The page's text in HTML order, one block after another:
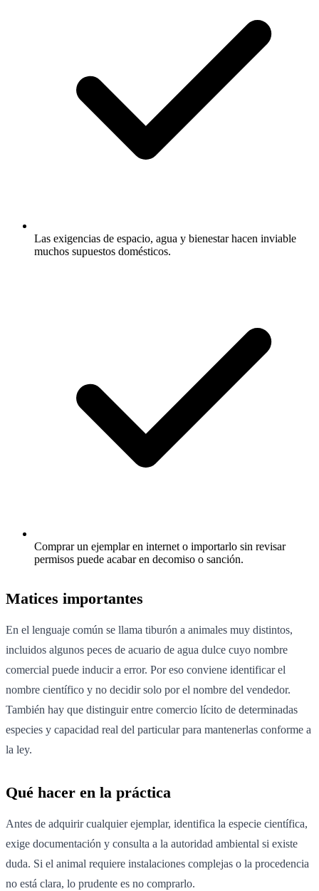
Las exigencias de espacio, agua y bienestar hacen inviable
muchos supuestos domésticos.
Comprar un ejemplar en internet o importarlo sin revisar
permisos puede acabar en decomiso o sanción.
Matices importantes
En el lenguaje común se llama tiburón a animales muy distintos,
incluidos algunos peces de acuario de agua dulce cuyo nombre
comercial puede inducir a error. Por eso conviene identificar el
nombre científico y no decidir solo por el nombre del vendedor.
También hay que distinguir entre comercio lícito de determinadas
especies y capacidad real del particular para mantenerlas conforme a
la ley.
Qué hacer en la práctica
Antes de adquirir cualquier ejemplar, identifica la especie científica,
exige documentación y consulta a la autoridad ambiental si existe
duda. Si el animal requiere instalaciones complejas o la procedencia
no está clara, lo prudente es no comprarlo.